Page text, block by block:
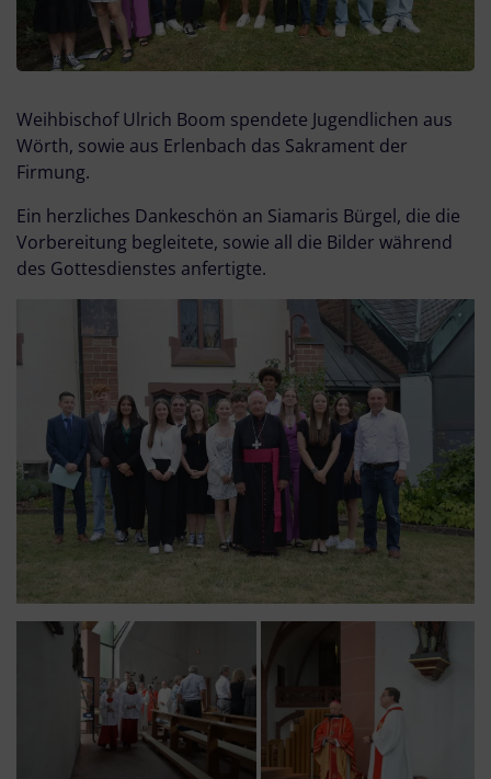
Weihbischof Ulrich Boom spendete Jugendlichen aus
Wörth, sowie aus Erlenbach das Sakrament der
Firmung.
Ein herzliches Dankeschön an Siamaris Bürgel, die die
Vorbereitung begleitete, sowie all die Bilder während
des Gottesdienstes anfertigte.